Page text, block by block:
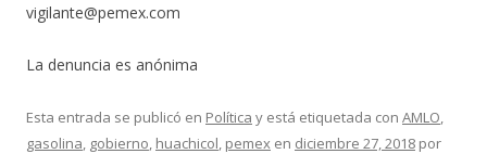
vigilante@pemex.com
La denuncia es anónima
Esta entrada se publicó en Política y está etiquetada con AMLO
gasolina gobierno huachicol pemex en diciembre 27, 2018 por